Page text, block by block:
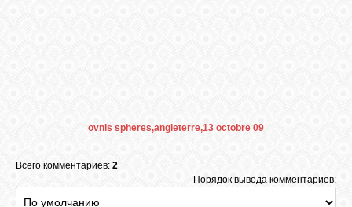
RSS
ovnis spheres,angleterre,13 octobre 09
Всего комментариев: 2
Порядок вывода комментариев: